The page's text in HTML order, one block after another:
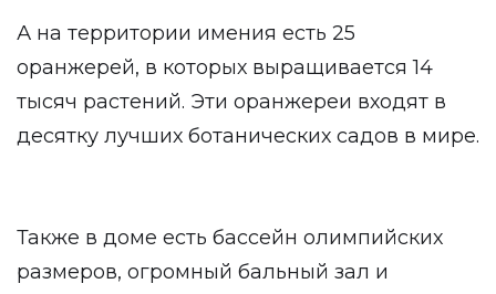
А на территории имения есть 25
оранжерей, в которых выращивается 14
тысяч растений. Эти оранжереи входят в
десятку лучших ботанических садов в мире.
Также в доме есть бассейн олимпийских
размеров, огромный бальный зал и